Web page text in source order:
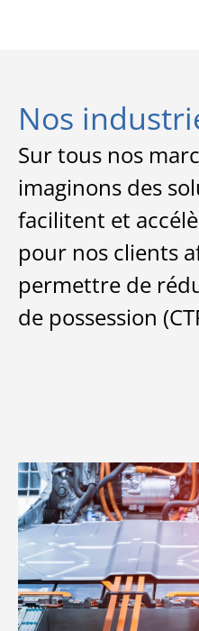
Nos
Sur tous nos
imaginons des
facilitent et
pour nos clients
permettre de
de possession